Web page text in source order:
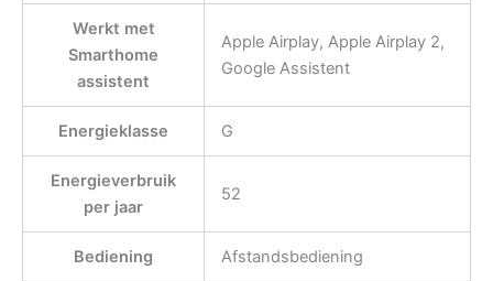
Werkt met
Smarthome
assistent
Apple Airplay, Apple Airplay 2,
Google Assistent
Energieklasse G
Energieverbruik
per jaar
52
Bediening Afstandsbediening